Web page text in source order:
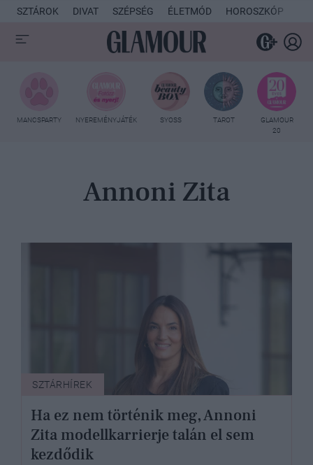
SZTÁROK DIVAT SZÉPSÉG ÉLETMÓD HOROSZKÓP
MANCSPARTY NYEREMÉNYJÁTÉK SYOSS TAROT
GLAMOUR
20
Annoni Zita
SZTÁRHÍREK
Ha ez nem történik meg, Annoni
Zita modellkarrierje talán el sem
kezdődik